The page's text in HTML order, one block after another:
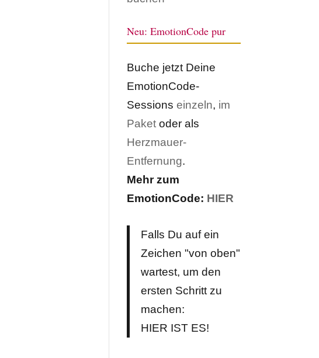
Neu: EmotionCode pur
Buche jetzt Deine
EmotionCode-
Sessionseinzeln, im
Paket oder als
Herzmauer-
Entfernung.
Mehr zum
EmotionCode: HIER
Falls Du auf ein
Zeichen "von oben"
wartest, um den
ersten Schritt zu
machen:
HIER IST ES!